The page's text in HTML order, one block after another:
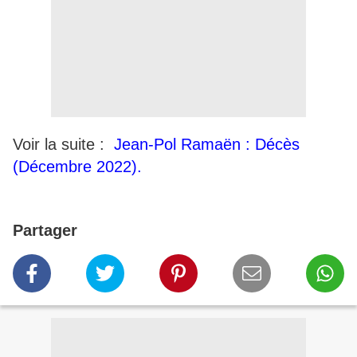
Voir la suite : Jean-Pol Ramaën : Décès
(Décembre 2022).
Partager